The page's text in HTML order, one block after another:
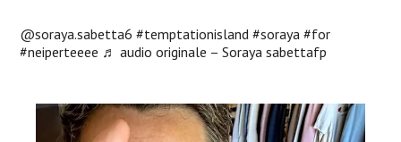
@soraya.sabetta6 #temptationisland #soraya #for
#neiperteeee ♬ audio originale – Soraya sabettafp